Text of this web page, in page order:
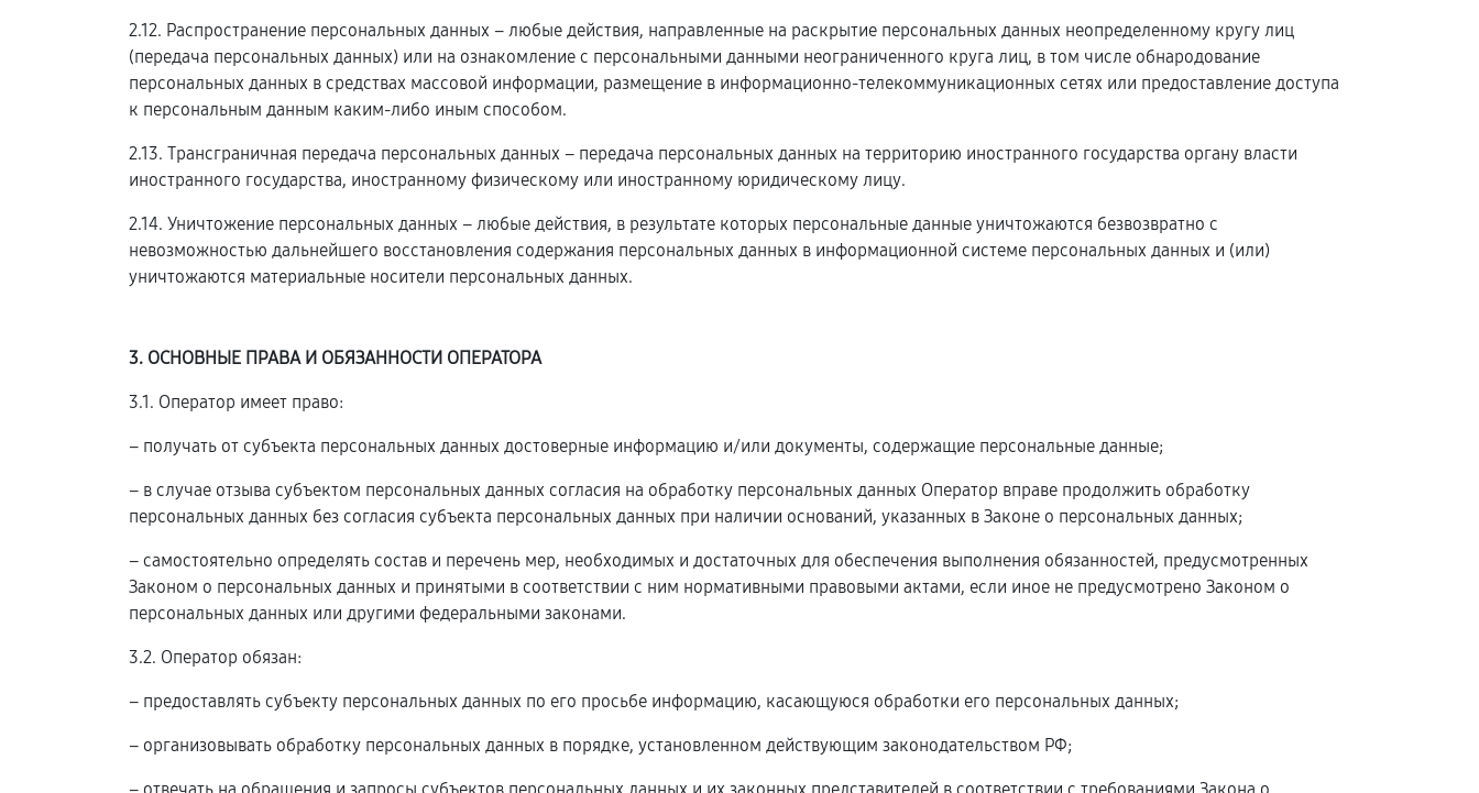
2.12. Распространение персональных данных – любые действия, направленные на раскрытие персональных данных неопределенному кругу лиц
(передача персональных данных) или на ознакомление с персональными данными неограниченного круга лиц, в том числе обнародование
персональных данных в средствах массовой информации, размещение в информационно-телекоммуникационных сетях или предоставление доступа
к персональным данным каким-либо иным способом.
2.13. Трансграничная передача персональных данных – передача персональных данных на территорию иностранного государства органу власти
иностранного государства, иностранному физическому или иностранному юридическому лицу.
2.14. Уничтожение персональных данных – любые действия, в результате которых персональные данные уничтожаются безвозвратно с
невозможностью дальнейшего восстановления содержания персональных данных в информационной системе персональных данных и (или)
уничтожаются материальные носители персональных данных.
3. ОСНОВНЫЕ ПРАВА И ОБЯЗАННОСТИ ОПЕРАТОРА
3.1. Оператор имеет право:
– получать от субъекта персональных данных достоверные информацию и/или документы, содержащие персональные данные;
– в случае отзыва субъектом персональных данных согласия на обработку персональных данных Оператор вправе продолжить обработку
персональных данных без согласия субъекта персональных данных при наличии оснований, указанных в Законе о персональных данных;
– самостоятельно определять состав и перечень мер, необходимых и достаточных для обеспечения выполнения обязанностей, предусмотренных
Законом о персональных данных и принятыми в соответствии с ним нормативными правовыми актами, если иное не предусмотрено Законом о
персональных данных или другими федеральными законами.
3.2. Оператор обязан:
– предоставлять субъекту персональных данных по его просьбе информацию, касающуюся обработки его персональных данных;
– организовывать обработку персональных данных в порядке, установленном действующим законодательством РФ;